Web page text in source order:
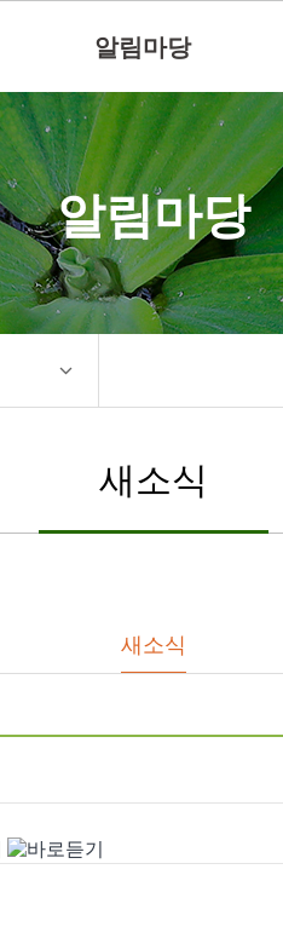
알림마당
알림마당
새소식
새소식